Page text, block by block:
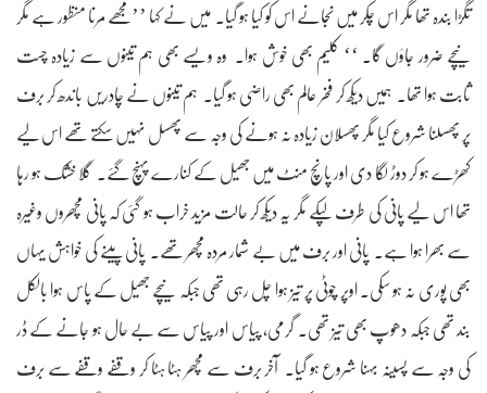
تگڑا بندہ تھا مگر اس چکر میں نجانے اس کو کیا ہو گیا۔ میں نے کہا ’’مجھے مرنا منظور ہے مگر
نیچے ضرور جاؤں گا۔ ‘‘ کلیم بھی خوش ہوا۔ وہ ویسے بھی ہم تینوں سے زیادہ چست
ثابت ہوا تھا۔ ہمیں دیکھ کر فخر عالم بھی راضی ہو گیا۔ ہم تینوں نے چادریں باندھ کر برف
پر پھسلنا شروع کیا مگر پھسلان زیادہ نہ ہونے کی وجہ سے پھسل نہیں سکتے تھے اس لیے
کھڑے ہو کر دوڑ لگا دی اور پانچ منٹ میں جھیل کے کنارے پہنچ گئے۔ گلا خشک ہو رہا
تھا اس لیے پانی کی طرف لپکے مگر یہ دیکھ کر حالت مزید خراب ہو گئی کہ پانی مچھروں وغیرہ
سے بھرا ہوا ہے۔ پانی اور برف میں بے شمار مردہ مچھر تھے۔ پانی پینے کی خواہش یہاں
بھی پوری نہ ہو سکی۔ اوپر چوٹی پر تیز ہوا چل رہی تھی جبکہ نیچے جھیل کے پاس ہوا بالکل
بند تھی جبکہ دھوپ بھی تیز تھی۔ گرمی، پیاس اور پیاس سے بے حال ہو جانے کے ڈر
کی وجہ سے پسینہ بہنا شروع ہو گیا۔ آخر برف سے مچھر ہٹا ہٹا کر وقفے وقفے سے برف